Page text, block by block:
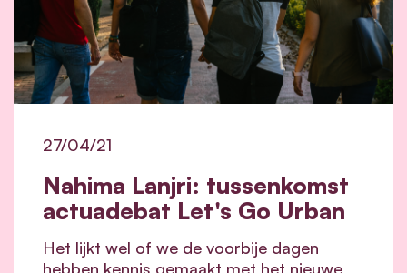
Nahima Lanjri: tussenkomst
actuadebat Let's Go Urban
27/04/21
Het lijkt wel of we de voorbije dagen
hebben kennis gemaakt met het nieuwe